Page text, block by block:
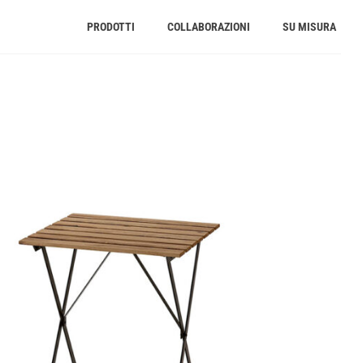
PRODOTTI COLLABORAZIONI SU MISURA